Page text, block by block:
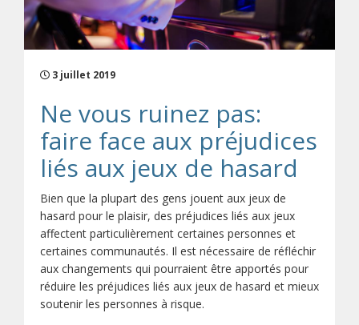
3 juillet 2019
Ne vous ruinez pas:
faire face aux préjudices
liés aux jeux de hasard
Bien que la plupart des gens jouent aux jeux de
hasard pour le plaisir, des préjudices liés aux jeux
affectent particulièrement certaines personnes et
certaines communautés. Il est nécessaire de réfléchir
aux changements qui pourraient être apportés pour
réduire les préjudices liés aux jeux de hasard et mieux
soutenir les personnes à risque.